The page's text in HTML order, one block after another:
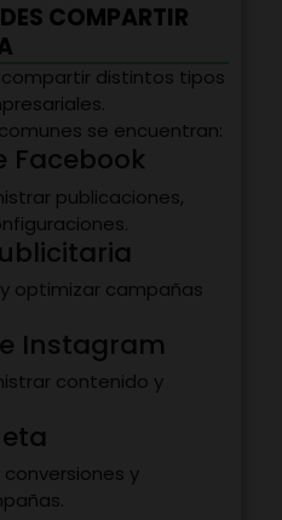
COMPARTIR
distintos tipos
se encuentran:
Facebook
publicaciones,
optimizar campañas
Instagram
contenido y
y